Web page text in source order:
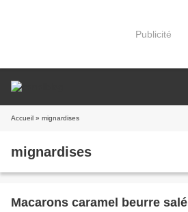
Publicité
Accueil » mignardises
mignardises
Macarons caramel beurre salé